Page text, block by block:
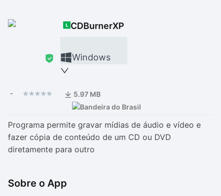
CDBurnerXP
Windows
- 5.97 MB
Programa permite gravar mídias de áudio e vídeo e
fazer cópia de conteúdo de um CD ou DVD
diretamente para outro
Sobre o App